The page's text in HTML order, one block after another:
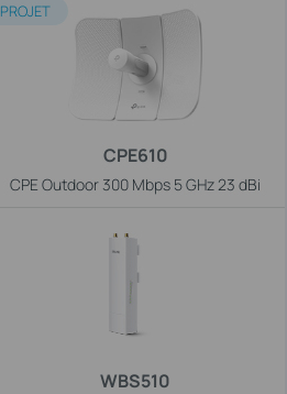
CPE610
CPE Outdoor 300 Mbps 5 GHz 23 dBi
PROJET
WBS510